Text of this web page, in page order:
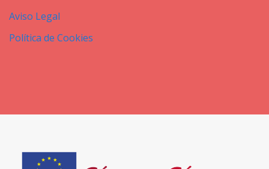
Aviso Legal
Política de Cookies